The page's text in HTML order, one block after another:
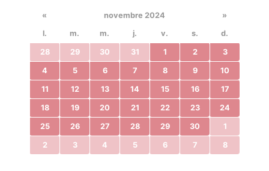
« novembre 2024
»
l.
m. m. j. v. s. d.
28 29 30 31 1 2 3
4 5 6 7 8 9 10
11 12 13 14 15 16 17
18 19 20 21 22 23 24
25 26 27 28 29 30 1
2 3 4 5 6 7 8